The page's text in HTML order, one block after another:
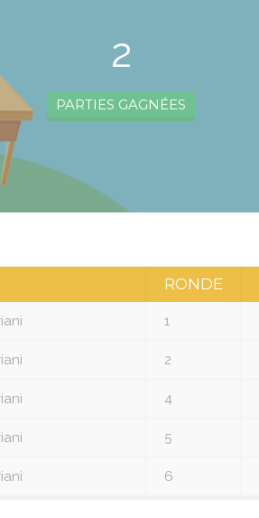
2
PARTIES GAGNÉES
RONDE
1
2
4
5
6